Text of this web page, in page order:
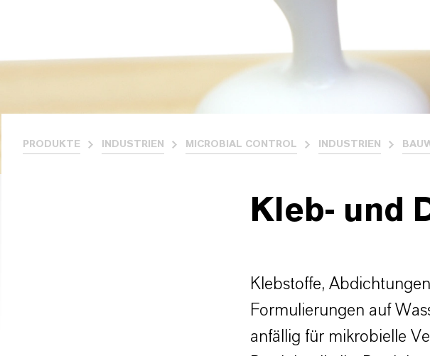
PRODUKTE INDUSTRIEN MICROBIAL CONTROL INDUSTRIEN
Kleb- und
Klebstoffe,
Formulierungen auf
anfällig für mikrobielle